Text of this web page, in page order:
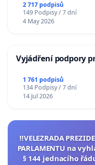
2 717 podpisů
149 Podpisy / 7 dní
4 May 2026
Vyjádření podpory
1 761 podpisů
134 Podpisy / 7 dní
14 Jul 2026
‼️VELEZRADA
PARLAMENTU na
§ 144 jednacího